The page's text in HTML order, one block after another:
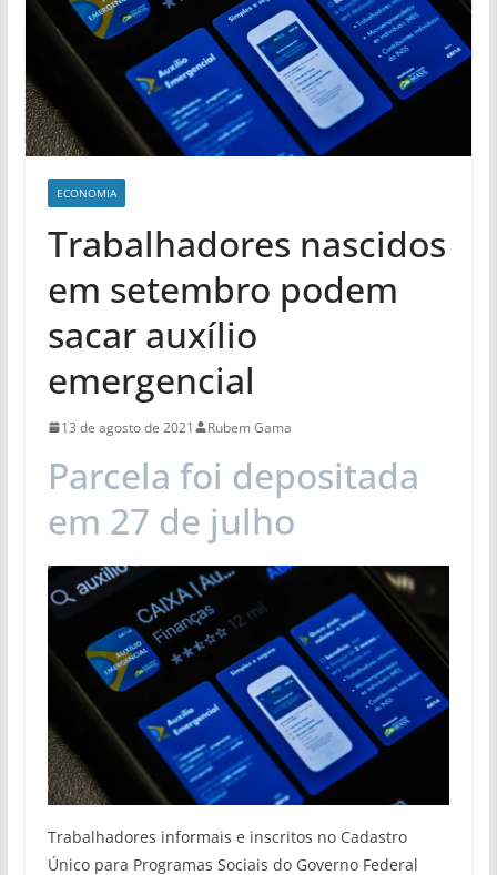
ECONOMIA
Trabalhadores nascidos
em setembro podem
sacar auxílio
emergencial
13 de agosto de 2021 Rubem Gama
Parcela foi depositada
em 27 de julho
Trabalhadores informais e inscritos no Cadastro
Único para Programas Sociais do Governo Federal